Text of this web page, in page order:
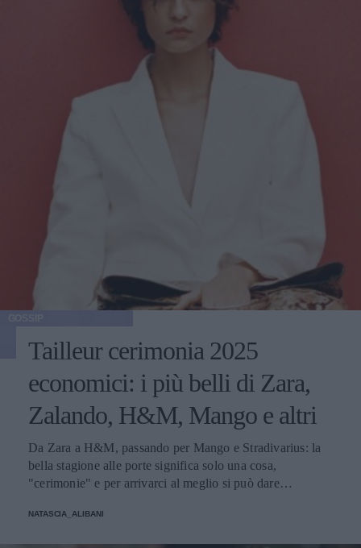
Tailleur cerimonia 2025
economici: i più belli di Zara,
Zalando, H&M, Mango e altri
Da Zara a H&M, passando per Mango e Stradivarius: la
bella stagione alle porte significa solo una cosa,
"cerimonie" e per arrivarci al meglio si può dare
NATASCIA_ALIBANI